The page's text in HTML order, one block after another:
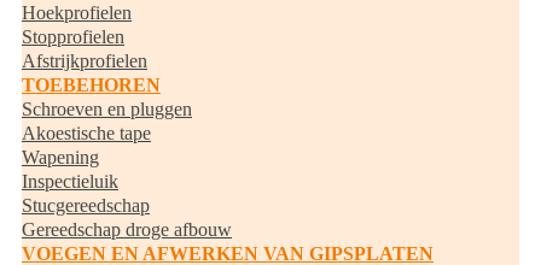
Hoekprofielen
Stopprofielen
Afstrijkprofielen
TOEBEHOREN
Schroeven en pluggen
Akoestische tape
Wapening
Inspectieluik
Stucgereedschap
Gereedschap droge afbouw
VOEGEN EN AFWERKEN VAN GIPSPLATEN